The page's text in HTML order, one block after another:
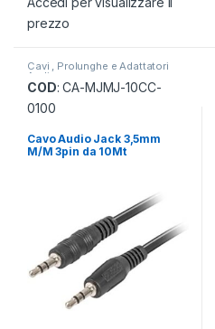
prezzo
Cavi , Prolunghe e Adattatori
Audio
COD: CA-MJMJ-10CC-
0100
Cavo Audio Jack 3,5mm
M/M 3pin da 10Mt